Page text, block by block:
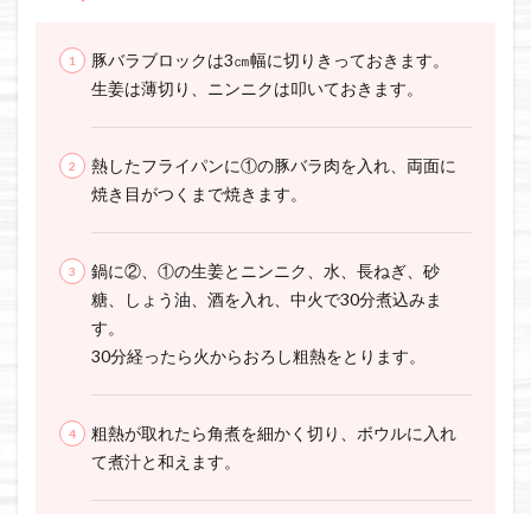
豚バラブロックは3㎝幅に切りきっておきます。
生姜は薄切り、ニンニクは叩いておきます。
熱したフライパンに①の豚バラ肉を入れ、両面に
焼き目がつくまで焼きます。
鍋に②、①の生姜とニンニク、水、長ねぎ、砂
糖、しょう油、酒を入れ、中火で30分煮込みま
す。
30分経ったら火からおろし粗熱をとります。
粗熱が取れたら角煮を細かく切り、ボウルに入れ
て煮汁と和えます。